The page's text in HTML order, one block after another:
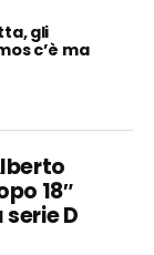
gli
c’è ma
18″
D